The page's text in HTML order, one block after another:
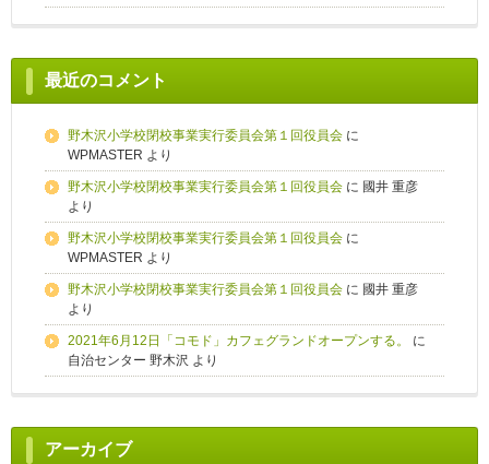
最近のコメント
野木沢小学校閉校事業実行委員会第１回役員会 に
WPMASTER より
野木沢小学校閉校事業実行委員会第１回役員会 に 國井 重彦
より
野木沢小学校閉校事業実行委員会第１回役員会 に
WPMASTER より
野木沢小学校閉校事業実行委員会第１回役員会 に 國井 重彦
より
2021年6月12日「コモド」カフェグランドオープンする。
に
自治センター 野木沢 より
アーカイブ